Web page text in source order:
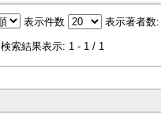
表示件数 表示著者数:
検索結果表示: 1 - 1 / 1